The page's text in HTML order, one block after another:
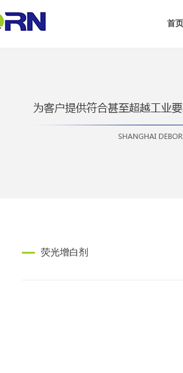
首页
荧光增白剂